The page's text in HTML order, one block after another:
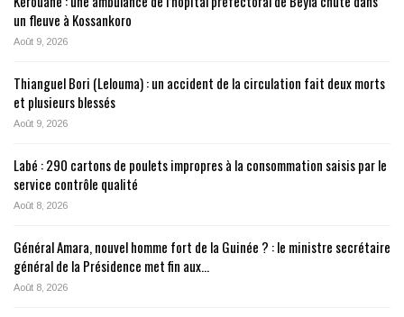
un fleuve à Kossankoro
Août 9, 2026
Thianguel Bori (Lelouma) : un accident de la circulation fait deux morts
et plusieurs blessés
Août 9, 2026
Labé : 290 cartons de poulets impropres à la consommation saisis par le
service contrôle qualité
Août 8, 2026
Général Amara, nouvel homme fort de la Guinée ? : le ministre secrétaire
général de la Présidence met fin aux…
Août 8, 2026